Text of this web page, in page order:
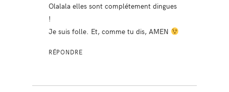
Olalala elles sont complétement dingues
!
Je suis folle. Et, comme tu dis, AMEN
RÉPONDRE